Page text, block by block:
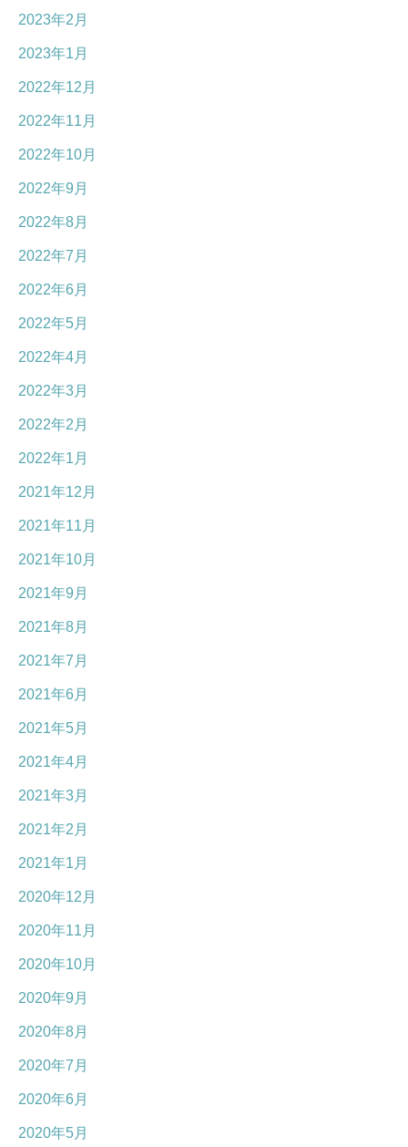
2023年2月
2023年1月
2022年12月
2022年11月
2022年10月
2022年9月
2022年8月
2022年7月
2022年6月
2022年5月
2022年4月
2022年3月
2022年2月
2022年1月
2021年12月
2021年11月
2021年10月
2021年9月
2021年8月
2021年7月
2021年6月
2021年5月
2021年4月
2021年3月
2021年2月
2021年1月
2020年12月
2020年11月
2020年10月
2020年9月
2020年8月
2020年7月
2020年6月
2020年5月